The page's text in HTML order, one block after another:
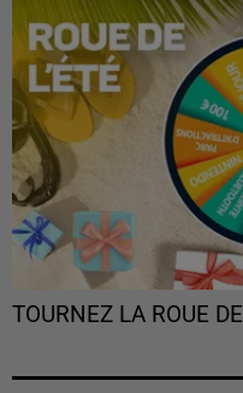
TOURNEZ LA ROUE